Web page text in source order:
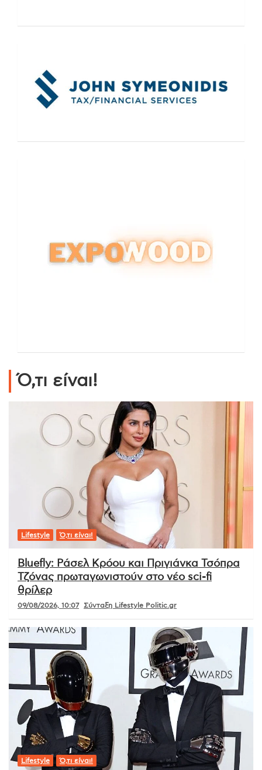
Ό,τι είναι!
Lifestyle Ό,τι είναι!
Bluefly: Ράσελ Κρόου και Πριγιάνκα Τσόπρα
Τζόνας πρωταγωνιστούν στο νέο sci-fi
θρίλερ
09/08/2026, 10:07 Σύνταξη Lifestyle Politic.gr
Lifestyle Ό,τι είναι!